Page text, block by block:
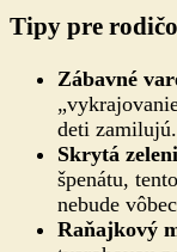
Tipy pre
Zábavné
deti zamilujú.
Skrytá
špenátu,
nebude
Raňajkový